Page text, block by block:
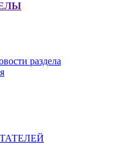
раздела